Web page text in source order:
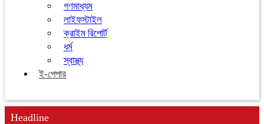
গণমাধ্যম
লাইফস্টাইল
ক্রাইম রিপোর্ট
ধর্ম
স্বাস্থ্য
ই-পেপার
Headline